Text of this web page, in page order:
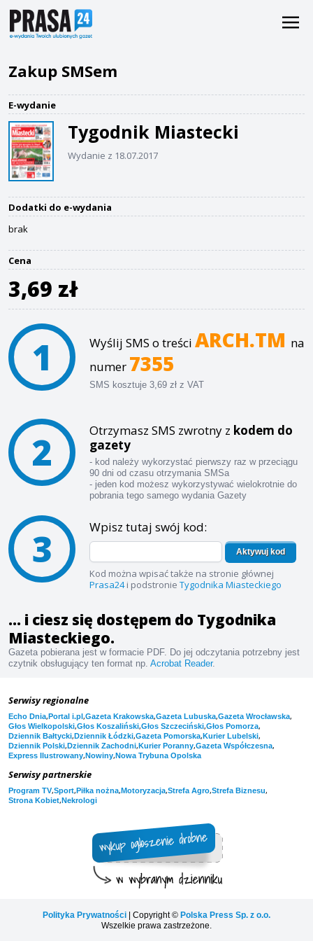
Zakup SMSem
E-wydanie
Tygodnik Miastecki
Wydanie z 18.07.2017
Dodatki do e-wydania
brak
Cena
3,69 zł
1 Wyślij SMS o treści ARCH.TM na
numer 7355
SMS kosztuje 3,69 zł z VAT
2 Otrzymasz SMS zwrotny z kodem do
gazety
- kod należy wykorzystać pierwszy raz w przeciągu
90 dni od czasu otrzymania SMSa
- jeden kod możesz wykorzystywać wielokrotnie do
pobrania tego samego wydania Gazety
3 Wpisz tutaj swój kod:
Aktywuj kod
Kod można wpisać także na stronie głównej
Prasa24i podstronie Tygodnika Miasteckiego
... i ciesz się dostępem do Tygodnika
Miasteckiego.
Gazeta pobierana jest w formacie PDF. Do jej odczytania potrzebny jest
czytnik obsługujący ten format np. Acrobat Reader.
Serwisy regionalne
Echo Dnia,Portal i.pl,Gazeta Krakowska,Gazeta Lubuska,Gazeta Wrocławska,
Głos Wielkopolski,Głos Koszaliński,Głos Szczeciński,Głos Pomorza,
Dziennik Bałtycki,Dziennik Łódzki,Gazeta Pomorska,Kurier Lubelski,
Dziennik Polski,Dziennik Zachodni,Kurier Poranny,Gazeta Współczesna,
Express Ilustrowany,Nowiny,Nowa Trybuna Opolska
Serwisy partnerskie
Program TV,Sport,Piłka nożna,Motoryzacja,Strefa Agro,Strefa Biznesu,
Strona Kobiet,Nekrologi
Polityka Prywatności | Copyright © Polska Press Sp. z o.o.
Wszelkie prawa zastrzeżone.